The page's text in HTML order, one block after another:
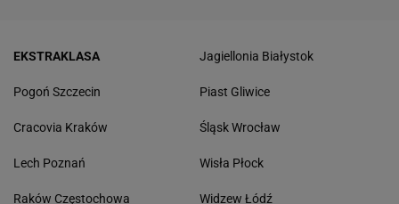
EKSTRAKLASA
Pogoń Szczecin
Cracovia Kraków
Lech Poznań
Raków Częstochowa
Jagiellonia Białystok
Piast Gliwice
Śląsk Wrocław
Wisła Płock
Widzew Łódź